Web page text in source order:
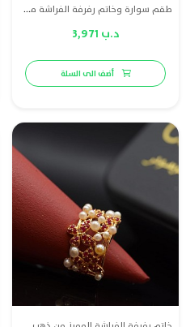
طقم سوارة وخاتم رفرفة الفراشة من ذهب عيار 21، مزين بلؤلؤ طبيعي بحريني وياقوت أحمر طبيعي لمظهر مفعم بالأنوثة والجاذبية.
د.ب 3,971
أضف الى السلة